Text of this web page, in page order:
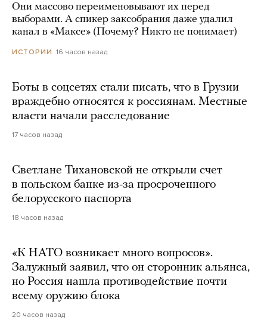
Они массово переименовывают их перед
выборами. А спикер заксобрания даже удалил
канал в «Максе» (Почему? Никто не понимает)
ИСТОРИИ 16 часов назад
Боты в соцсетях стали писать, что в Грузии
враждебно относятся к россиянам. Местные
власти начали расследование
17 часов назад
Светлане Тихановской не открыли счет
в польском банке из-за просроченного
белорусского паспорта
18 часов назад
«К НАТО возникает много вопросов».
Залужный заявил, что он сторонник альянса,
но Россия нашла противодействие почти
всему оружию блока
20 часов назад